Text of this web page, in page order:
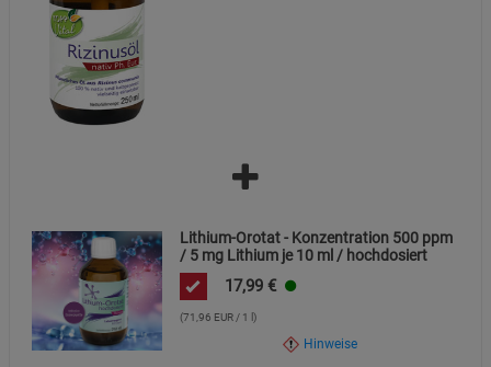
Lithium-Orotat - Konzentration 500 ppm
/ 5 mg Lithium je 10 ml / hochdosiert
17,99 €
(71,96 EUR / 1 l)
Hinweise